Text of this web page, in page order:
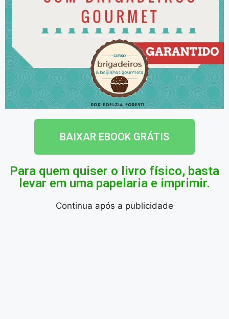
BAIXAR EBOOK GRÁTIS
Para quem quiser o livro físico, basta
levar em uma papelaria e imprimir.
Continua após a publicidade